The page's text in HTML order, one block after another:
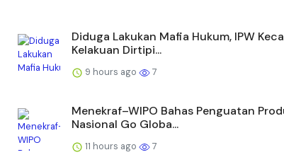
Diduga Lakukan Mafia Hukum, IPW
Kelakuan Dirtipi...
9 hours ago 7
Menekraf–WIPO Bahas Penguatan
Nasional Go Globa...
11 hours ago 7